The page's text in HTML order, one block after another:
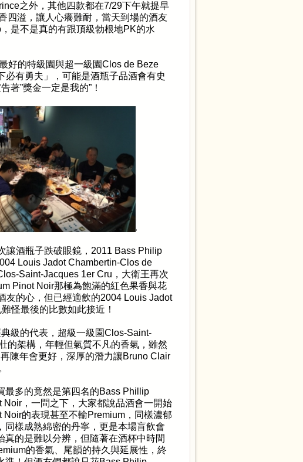
之外，其他四款都在7/29下午就提早
四溢，讓人心癢難耐，當天到場的酒友
，是不是真的有跟頂級勃根地PK的水
好的特級園與超一級園Clos de Beze
必有勇夫」，可能是酒瓶子品酒會有史
著”獎金一定是我的” ！
酒瓶子跌破眼鏡， 2011 Bass Philip
Louis Jadot Chambertin-Clos de
Saint-Jacques 1er Cru ，大衛王再次
Pinot Noir那極為飽滿的紅色果香與花
友的心，但已經適飲的2004 Louis Jadot
怪最後的比數如此接近！
級的代表，超級一級園Clos-Saint-
的架構，年輕但氣質不凡的香氣，雖然
陳年會更好，深厚的潛力讓Bruno Clair
最多的竟然是第四名的Bass Phillip
Noir ，一問之下，大家都說品酒會一開始
Noir的表現甚至不輸Premium ，同樣濃郁
同樣成熟綿密的丹寧，更是本場盲飲會
真的是難以分辨，但隨著在酒杯中時間
的香氣、尾韻的持久與延展性，終